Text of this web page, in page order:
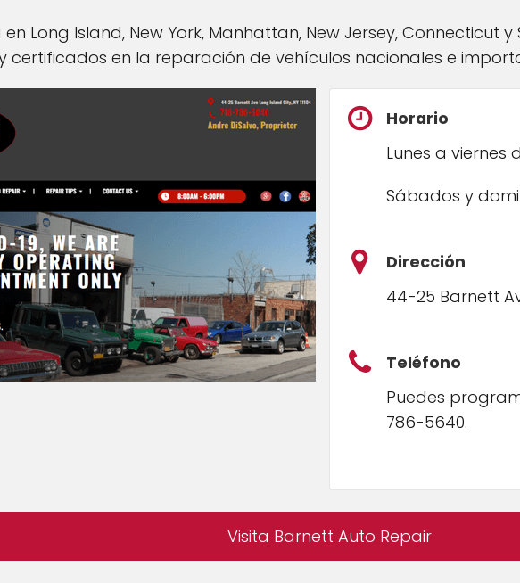
Long Island, New York, Manhattan, New Jersey, Connecticut
certificados en la reparación de vehículos nacionales e
Horario
Lunes a viernes
Sábados y
Dirección
44-25 Barnett
Teléfono
Puedes
786-5640.
Visita Barnett Auto Repair